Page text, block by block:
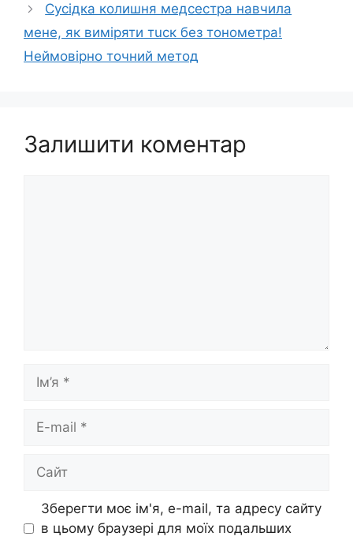
Сусідка колишня медсестра навчила
мене, як виміряти тuск без тонометра!
Неймовірно точний метод
Залишити коментар
Ім’я
Сайт
Зберегти моє ім'я, e-mail, та адресу сайту
в цьому браузері для моїх подальших